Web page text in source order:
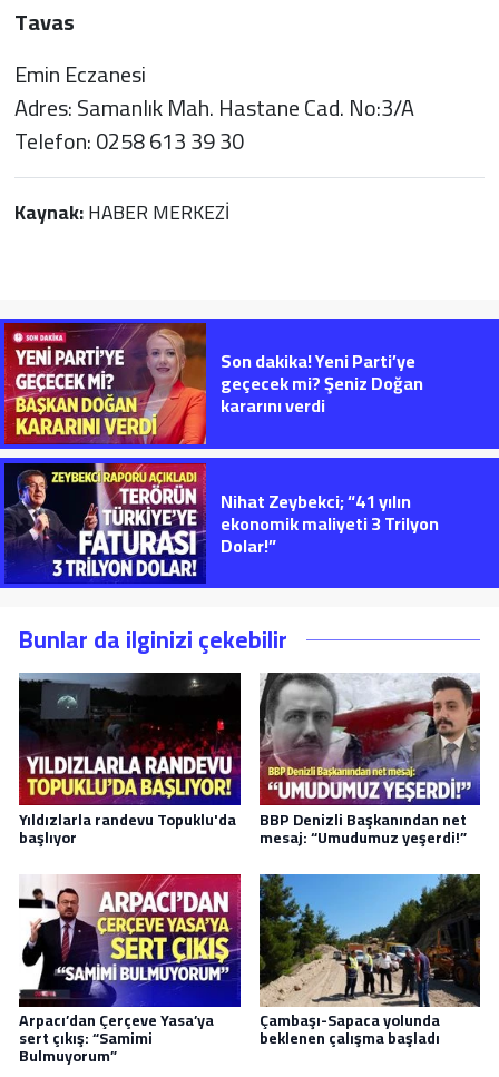
Tavas
Emin Eczanesi
Adres: Samanlık Mah. Hastane Cad. No:3/A
Telefon: 0258 613 39 30
Kaynak:HABER MERKEZİ
Son dakika! Yeni Parti’ye
geçecek mi? Şeniz Doğan
kararını verdi
Nihat Zeybekci; “41 yılın
ekonomik maliyeti 3 Trilyon
Dolar!”
Bunlar da ilginizi çekebilir
Yıldızlarla randevu Topuklu'da
başlıyor
BBP Denizli Başkanından net
mesaj: “Umudumuz yeşerdi!”
Arpacı’dan Çerçeve Yasa’ya
sert çıkış: “Samimi
Bulmuyorum”
Çambaşı-Sapaca yolunda
beklenen çalışma başladı